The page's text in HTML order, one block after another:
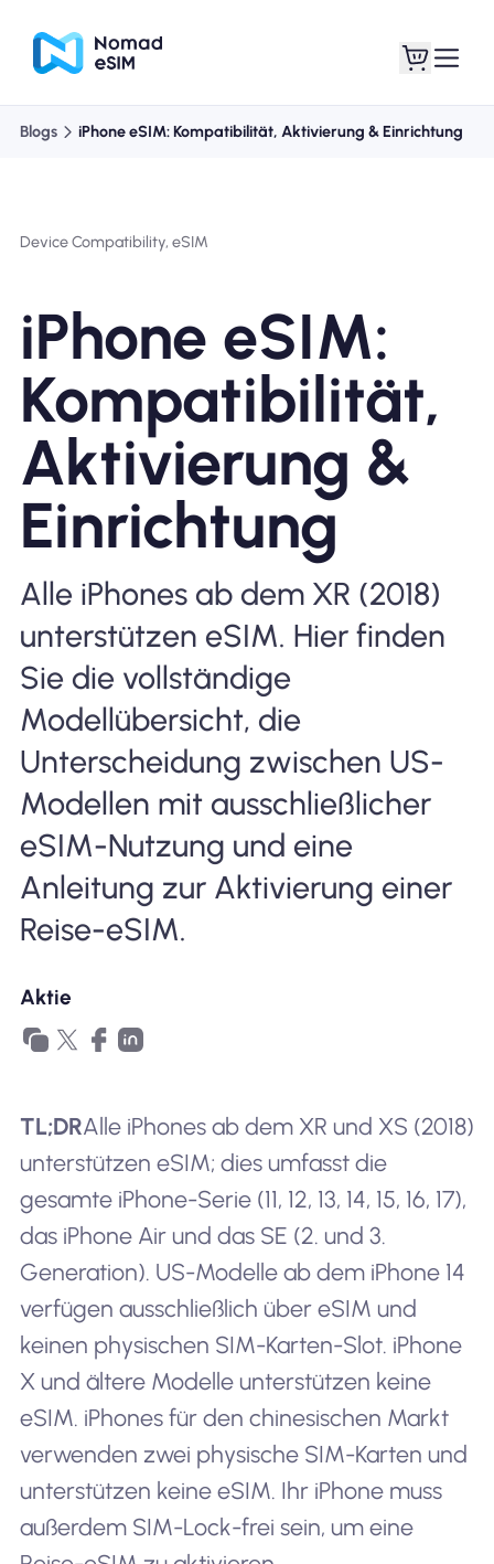
Shop-Tarife
Über eSIM
Warum Nomad eSIM
Verwendung einer eSIM
Für das Geschäft
Blogs iPhone eSIM: Kompatibilität, Aktivierung & Einrichtung
Device Compatibility, eSIM
iPhone eSIM:
Kompatibilität,
Aktivierung &
Einrichtung
Alle iPhones ab dem XR (2018)
unterstützen eSIM. Hier finden
Sie die vollständige
Modellübersicht, die
Unterscheidung zwischen US-
Modellen mit ausschließlicher
eSIM-Nutzung und eine
Anleitung zur Aktivierung einer
Reise-eSIM.
Aktie
TL;DRAlle iPhones ab dem XR und XS (2018)
unterstützen eSIM; dies umfasst die
gesamte iPhone-Serie (11, 12, 13, 14, 15, 16, 17),
das iPhone Air und das SE (2. und 3.
Generation). US-Modelle ab dem iPhone 14
verfügen ausschließlich über eSIM und
keinen physischen SIM-Karten-Slot. iPhone
X und ältere Modelle unterstützen keine
eSIM. iPhones für den chinesischen Markt
verwenden zwei physische SIM-Karten und
unterstützen keine eSIM. Ihr iPhone muss
außerdem SIM-Lock-frei sein, um eine